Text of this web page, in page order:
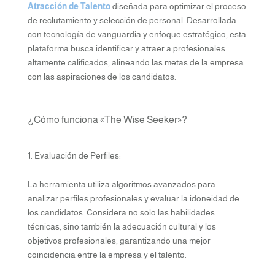
Atracción de Talentodiseñada para optimizar el proceso
de reclutamiento y selección de personal. Desarrollada
con tecnología de vanguardia y enfoque estratégico, esta
plataforma busca identificar y atraer a profesionales
altamente calificados, alineando las metas de la empresa
con las aspiraciones de los candidatos.
¿Cómo funciona «The Wise Seeker»?
Evaluación de Perfiles:
La herramienta utiliza algoritmos avanzados para
analizar perfiles profesionales y evaluar la idoneidad de
los candidatos. Considera no solo las habilidades
técnicas, sino también la adecuación cultural y los
objetivos profesionales, garantizando una mejor
coincidencia entre la empresa y el talento.